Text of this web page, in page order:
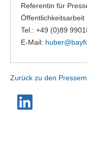
Referentin für
Öffentlichkeitsarbeit
Tel.: +49 (0)89
E-Mail: huber@
Zurück zu den